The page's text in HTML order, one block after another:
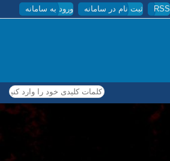
RSS ثبت نام در سامانه ورود به سامانه
کلمات کلیدی خود را وارد کنید